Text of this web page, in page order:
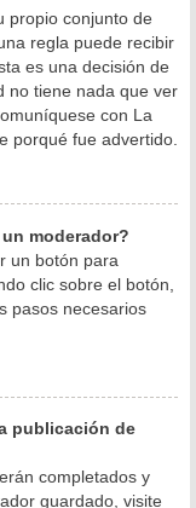
propio conjunto de
regla puede recibir
es una decisión de
no tiene nada que ver
con La
porqué fue advertido.
moderador?
un botón para
clic sobre el botón,
pasos necesarios
publicación de
completados y
guardado, visite